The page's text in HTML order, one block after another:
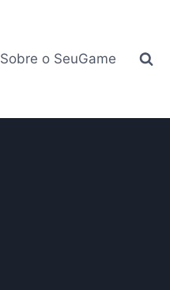
Sobre o SeuGame